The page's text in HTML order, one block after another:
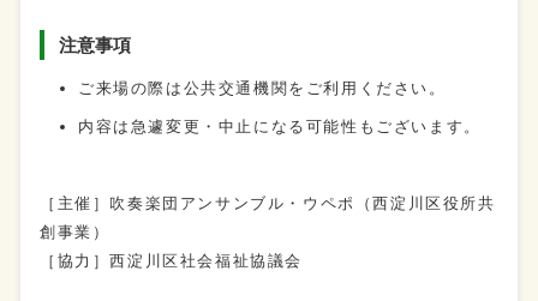
注意事項
ご来場の際は公共交通機関をご利用ください。
内容は急遽変更・中止になる可能性もございます。
［主催］吹奏楽団アンサンブル・ウペポ（西淀川区役所共
創事業）
［協力］西淀川区社会福祉協議会